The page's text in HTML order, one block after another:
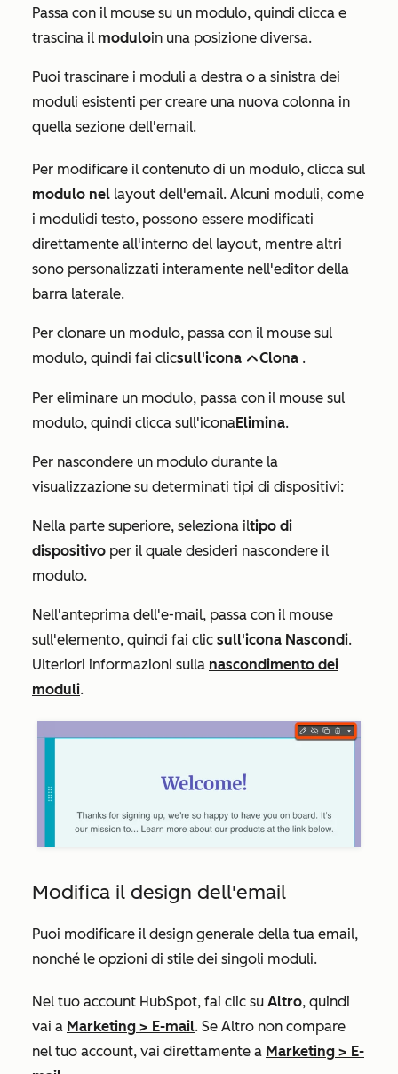
Passa con il mouse su un modulo, quindi clicca e
trascina il moduloin una posizione diversa.
Puoi trascinare i moduli a destra o a sinistra dei
moduli esistenti per creare una nuova colonna in
quella sezione dell'email.
Per modificare il contenuto di un modulo, clicca sul
modulo nel layout dell'email. Alcuni moduli, come
i modulidi testo, possono essere modificati
direttamente all'interno del layout, mentre altri
sono personalizzati interamente nell'editor della
barra laterale.
Per clonare un modulo, passa con il mouse sul
modulo, quindi fai clicsull'icona DuplicaClona .
Per eliminare un modulo, passa con il mouse sul
modulo, quindi clicca sull'iconaElimina.
Per nascondere un modulo durante la
visualizzazione su determinati tipi di dispositivi:
Nella parte superiore, seleziona iltipo di
dispositivo per il quale desideri nascondere il
modulo.
Nell'anteprima dell'e-mail, passa con il mouse
sull'elemento, quindi fai clic sull'icona Nascondi.
Ulteriori informazioni sulla nascondimento dei
moduli.
Modifica il design dell'email
Puoi modificare il design generale della tua email,
nonché le opzioni di stile dei singoli moduli.
Nel tuo account HubSpot, fai clic su Altro, quindi
vai a Marketing > E-mail. Se Altro non compare
nel tuo account, vai direttamente a Marketing > E-